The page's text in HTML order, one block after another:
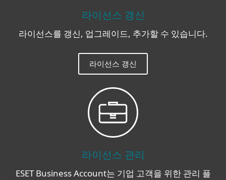
라이선스 갱신
라이선스를 갱신, 업그레이드, 추가할 수 있습니다.
라이선스 갱신
라이선스 관리
ESET Business Account는 기업 고객을 위한 관리 플